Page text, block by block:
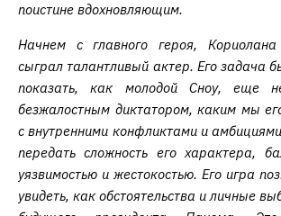
поистине вдохновляющим.
Начнем с главного героя, Кориолана
сыграл талантливый актер. Его задача
показать, как молодой Сноу, еще
безжалостным диктатором, каким мы
с внутренними конфликтами и
передать сложность его характера,
уязвимостью и жестокостью. Его игра
увидеть, как обстоятельства и личные